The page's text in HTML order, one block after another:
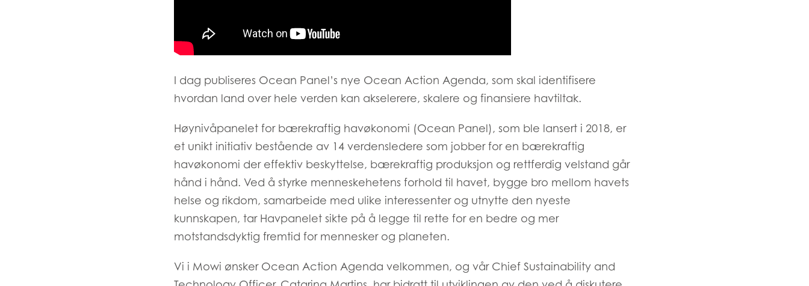
Mowi Global
Asia
I dag publiseres Ocean Panel’s nye Ocean Action Agenda, som skal identifisere
hvordan land over hele verden kan akselerere, skalere og finansiere havtiltak.
Høynivåpanelet for bærekraftig havøkonomi (Ocean Panel), som ble lansert i 2018, er
et unikt initiativ bestående av 14 verdensledere som jobber for en bærekraftig
havøkonomi der effektiv beskyttelse, bærekraftig produksjon og rettferdig velstand går
hånd i hånd. Ved å styrke menneskehetens forhold til havet, bygge bro mellom havets
helse og rikdom, samarbeide med ulike interessenter og utnytte den nyeste
kunnskapen, tar Havpanelet sikte på å legge til rette for en bedre og mer
motstandsdyktig fremtid for mennesker og planeten.
Vi i Mowi ønsker Ocean Action Agenda velkommen, og vår Chief Sustainability and